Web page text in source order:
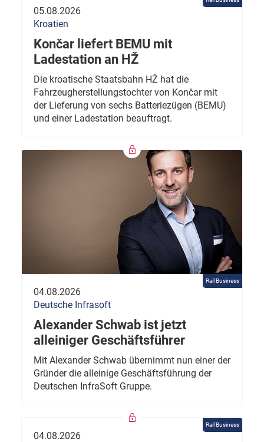
05.08.2026
Kroatien
Končar liefert BEMU mit
Ladestation an HŽ
Die kroatische Staatsbahn HŽ hat die
Fahrzeugherstellungstochter von Končar mit
der Lieferung von sechs Batteriezügen (BEMU)
und einer Ladestation beauftragt.
Rail Business
04.08.2026
Deutsche Infrasoft
Alexander Schwab ist jetzt
alleiniger Geschäftsführer
Mit Alexander Schwab übernimmt nun einer der
Gründer die alleinige Geschäftsführung der
Deutschen InfraSoft Gruppe.
Rail Business
04.08.2026